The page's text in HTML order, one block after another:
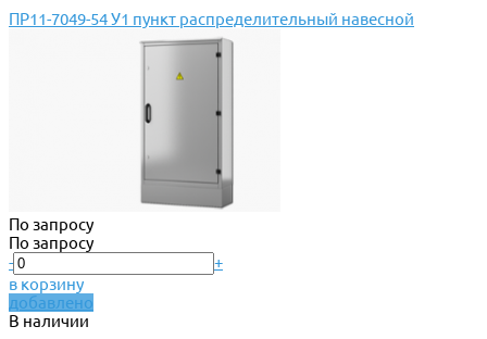
ПР11-7049-54 У1 пункт распределительный навесной
По запросу
По запросу
-
+
в корзину
добавлено
В наличии